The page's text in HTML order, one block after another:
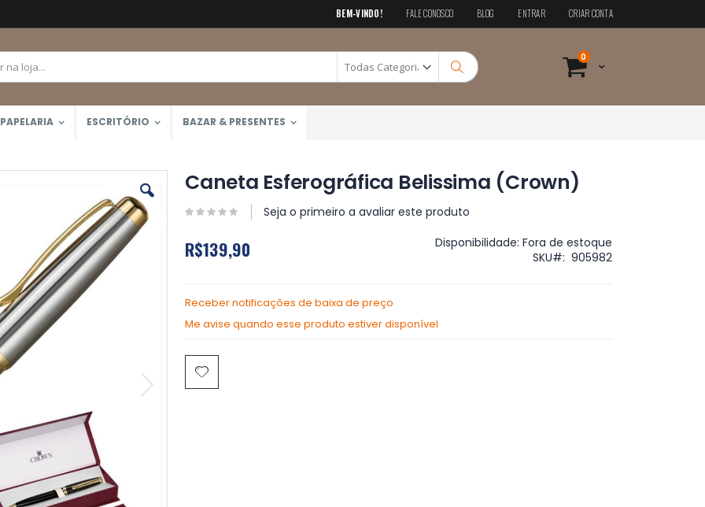
BEM-VINDO! FALE CONOSCO BLOG ENTRAR CRIAR CONTA
Cart
0 itens
Pesquisa
PAPELARIA ESCRITÓRIO BAZAR & PRESENTES
Caneta Esferográfica Belissima (Crown)
Seja o primeiro a avaliar este produto
R$139,90 Disponibilidade: Fora de estoque
SKU
905982
Receber notificações de baixa de preço
Me avise quando esse produto estiver disponível